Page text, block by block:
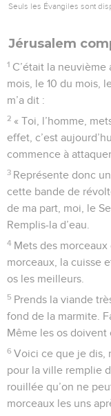
Seuls les Évangiles sont
Jérusalem
1 C’était la
mois, le 10 du mois,
m’a dit :
2 « Toi, l’homme,
effet, c’est
commence à
3 Représente donc
cette bande de
de ma part, moi, le
Remplis-la d’eau.
4 Mets des
morceaux, la cuisse
os les meilleurs.
5 Prends la viande
fond de la marmite.
Même les os doivent
6 Voici ce que je dis,
pour la ville remplie
rouillée qu’on ne
morceaux les uns